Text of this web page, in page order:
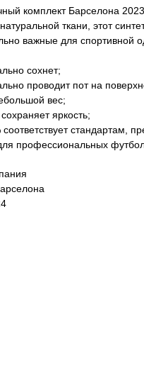
комплект Барселона
ткани, этот
важные для спортивной
сохнет;
проводит пот на
вес;
яркость;
соответствует стандартам,
профессиональных